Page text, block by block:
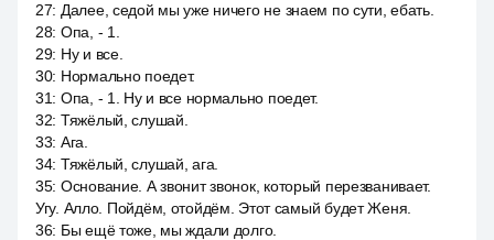
27: Далее, седой мы уже ничего не знаем по сути, ебать.
28: Опа, - 1.
29: Ну и все.
30: Нормально поедет.
31: Опа, - 1. Ну и все нормально поедет.
32: Тяжёлый, слушай.
33: Ага.
34: Тяжёлый, слушай, ага.
35: Основание. А звонит звонок, который перезванивает.
Угу. Алло. Пойдём, отойдём. Этот самый будет Женя.
36: Бы ещё тоже, мы ждали долго.